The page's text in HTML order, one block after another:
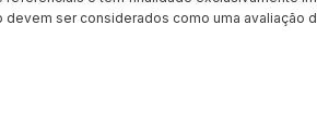
ser considerados como uma avaliação